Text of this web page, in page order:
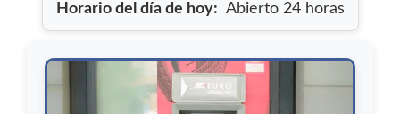
Horario del día de hoy: Abierto 24 horas